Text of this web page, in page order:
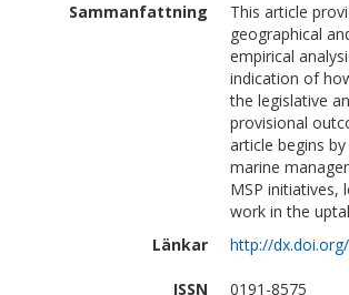
Sammanfattning
This article
geographical
empirical
indication of
the legislative
provisional
article begins
marine
MSP
work in the
Länkar
http://
ISSN
0191-8575